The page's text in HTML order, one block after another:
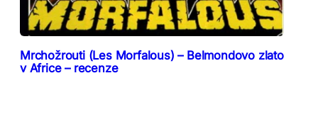
Mrchožrouti (Les Morfalous) – Belmondovo zlato
v Africe – recenze